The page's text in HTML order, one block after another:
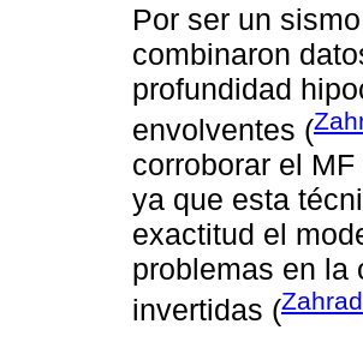
Por ser un
combinaron
profundidad
envolventes (
corroborar el
ya que esta
exactitud el
problemas en la
invertidas (